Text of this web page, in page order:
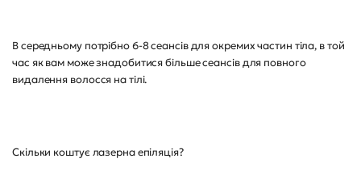
В середньому потрібно 6-8 сеансів для окремих частин тіла, в той
час як вам може знадобитися більше сеансів для повного
видалення волосся на тілі.
Скільки коштує лазерна епіляція?